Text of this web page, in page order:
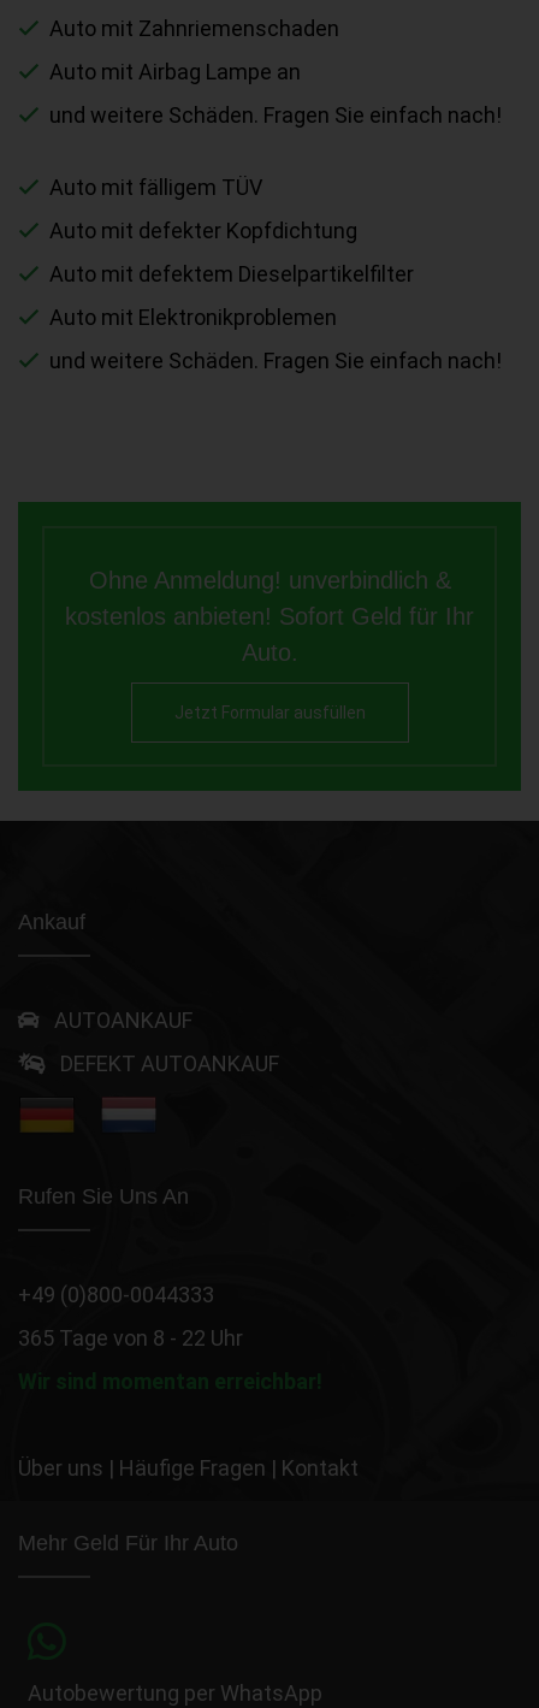
Auto mit Zahnriemenschaden
Auto mit Airbag Lampe an
und weitere Schäden. Fragen Sie einfach nach!
Auto mit fälligem TÜV
Auto mit defekter Kopfdichtung
Auto mit defektem Dieselpartikelfilter
Auto mit Elektronikproblemen
und weitere Schäden. Fragen Sie einfach nach!
Ohne Anmeldung! unverbindlich &
kostenlos anbieten! Sofort Geld für Ihr
Auto.
Jetzt Formular ausfüllen
Ankauf
AUTOANKAUF
DEFEKT AUTOANKAUF
Rufen Sie Uns An
+49 (0)800-0044333
365 Tage von 8 - 22 Uhr
Wir sind momentan erreichbar!
Über uns | Häufige Fragen | Kontakt
Mehr Geld Für Ihr Auto
Autobewertung per WhatsApp